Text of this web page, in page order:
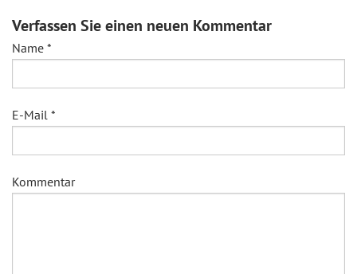
Verfassen Sie einen neuen Kommentar
Name *
E-Mail *
Kommentar